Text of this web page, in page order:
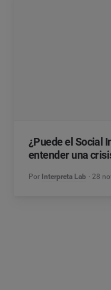
¿Puede el Social
entender una
Por Interpreta Lab 28